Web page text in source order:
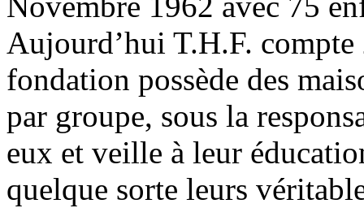
Aujourd’hui T.H.F.
fondation possède des
par groupe, sous la
eux et veille à leur
quelque sorte leurs